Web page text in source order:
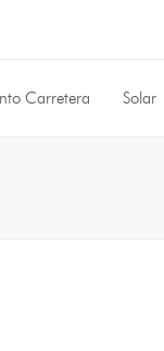
Carretera Solar